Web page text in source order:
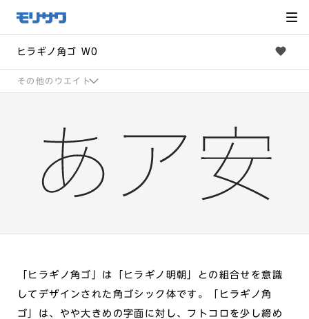
メ
ニュー
飛ばし
へ移動
ヒラギノ角ゴ W0
その他のウエイト
「ヒラギノ角ゴ」は「ヒラギノ明朝」との組合せを意識
してデザインされた角ゴシック体です。「ヒラギノ角
ゴ」は、やや大きめの字面に対し、フトコロを少し締め